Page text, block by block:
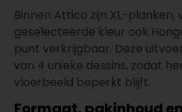
Binnen Attico zijn XL-planken,
geselecteerde kleur ook
punt verkrijgbaar. Deze
van 4 unieke dessins, zodat
vloerbeeld beperkt blijft.